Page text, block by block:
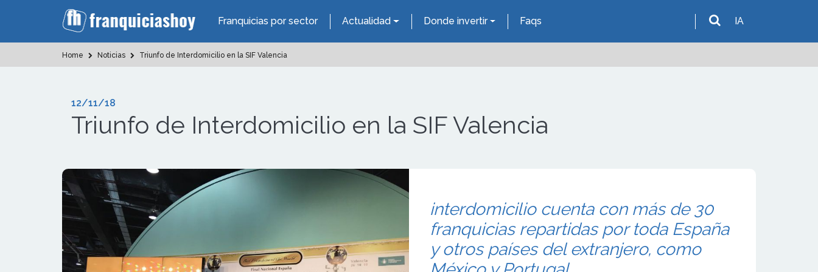
Franquicias por sector Actualidad Donde invertir Faqs IA
Home Noticias Triunfo de Interdomicilio en la SIF Valencia
12/11/18
Triunfo de Interdomicilio en la SIF Valencia
interdomicilio cuenta con más de 30
franquicias repartidas por toda España
y otros países del extranjero, como